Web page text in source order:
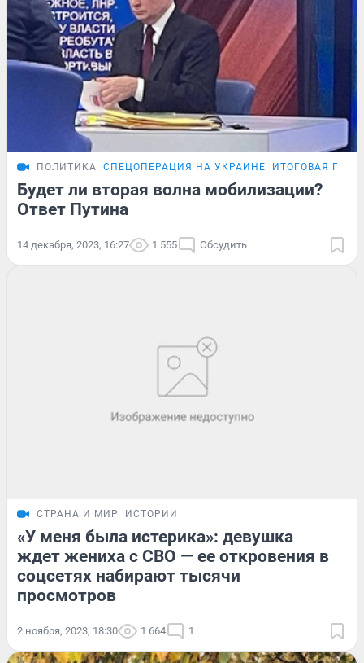
ПОЛИТИКА СПЕЦОПЕРАЦИЯ НА УКРАИНЕ ИТОГОВАЯ
Будет ли вторая волна мобилизации?
Ответ Путина
14 декабря, 2023, 16:27 1 555 Обсудить
СТРАНА И МИР ИСТОРИИ
«У меня была истерика»: девушка
ждет жениха с СВО — ее откровения в
соцсетях набирают тысячи
просмотров
2 ноября, 2023, 18:30 1 664 1